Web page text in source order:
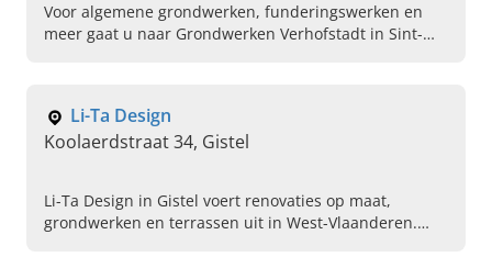
Voor algemene grondwerken, funderingswerken en
meer gaat u naar Grondwerken Verhofstadt in Sint-
Li-Ta Design
Koolaerdstraat 34, Gistel
Li-Ta Design in Gistel voert renovaties op maat,
grondwerken en terrassen uit in West-Vlaanderen.